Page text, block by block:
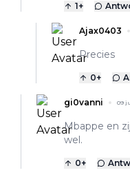
1+
Ajax0403
Precies
0+
gi0vanni 09
Mbappe en
wel.
0+